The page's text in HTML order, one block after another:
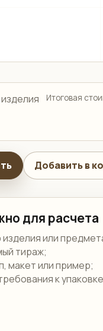
Итоговая
Добавить в
для расчета
или
тираж;
макет или пример;
к